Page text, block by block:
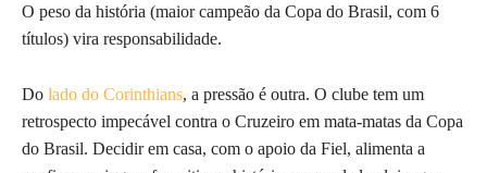
O peso da história (maior campeão da Copa do Brasil, com 6
títulos) vira responsabilidade.
Do lado do Corinthians, a pressão é outra. O clube tem um
retrospecto impecável contra o Cruzeiro em mata-matas da Copa
do Brasil. Decidir em casa, com o apoio da Fiel, alimenta a